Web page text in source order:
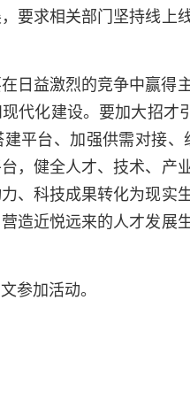
要求相关部门坚持线上
日益激烈的竞争中赢得
代化建设。要加大招才
平台、加强供需对接
，健全人才、技术、
、科技成果转化为现实
造近悦远来的人才发
参加活动。